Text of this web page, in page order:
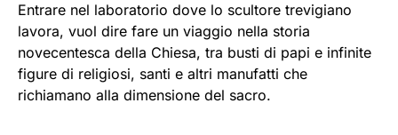
Entrare nel laboratorio dove lo scultore trevigiano
lavora, vuol dire fare un viaggio nella storia
novecentesca della Chiesa, tra busti di papi e infinite
figure di religiosi, santi e altri manufatti che
richiamano alla dimensione del sacro.